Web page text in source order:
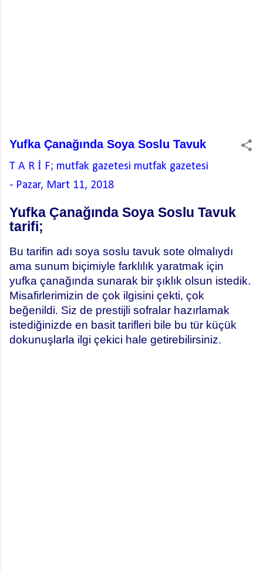
Yufka Çanağında Soya Soslu Tavuk
T A R İ F; mutfak gazetesi mutfak gazetesi
- Pazar, Mart 11, 2018
Yufka Çanağında Soya Soslu Tavuk
tarifi;
Bu tarifin adı soya soslu tavuk sote olmalıydı
ama sunum biçimiyle farklılık yaratmak için
yufka çanağında sunarak bir şıklık olsun istedik.
Misafirlerimizin de çok ilgisini çekti, çok
beğenildi. Siz de prestijli sofralar hazırlamak
istediğinizde en basit tarifleri bile bu tür küçük
dokunuşlarla ilgi çekici hale getirebilirsiniz.